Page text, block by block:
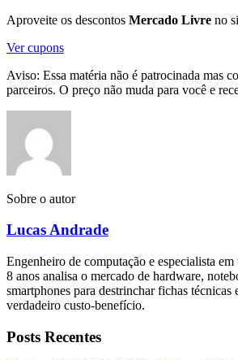
Aproveite os descontos Mercado Livre no
Ver cupons
Aviso: Essa matéria não é patrocinada mas
parceiros. O preço não muda para você e
Sobre o autor
Lucas Andrade
Engenheiro de computação e especialista
8 anos analisa o mercado de hardware,
smartphones para destrinchar fichas técnicas
verdadeiro custo-benefício.
Posts Recentes